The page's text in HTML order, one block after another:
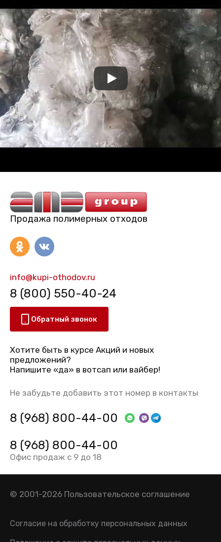
Продажа полимерных отходов
info@kupi-othodov.ru
8 (800) 550-40-24
Обратный звонок
Хотите быть в курсе Акций и новых
предложений?
Напишите «да» в вотсап или вайбер!
Не забудьте добавить этот номер в контакты
8 (968) 800-44-00
8 (968) 800-44-00
Офис продаж с 9 до 18
© 2001-2026 Пользовательское соглашение
Согласие на обработку персональных данных